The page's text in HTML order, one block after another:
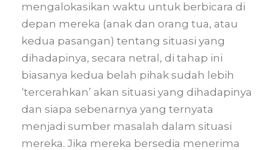
mengalokasikan waktu untuk berbicara di
depan mereka (anak dan orang tua, atau
kedua pasangan) tentang situasi yang
dihadapinya, secara netral, di tahap ini
biasanya kedua belah pihak sudah lebih
‘tercerahkan’ akan situasi yang dihadapinya
dan siapa sebenarnya yang ternyata
menjadi sumber masalah dalam situasi
mereka. Jika mereka bersedia menerima